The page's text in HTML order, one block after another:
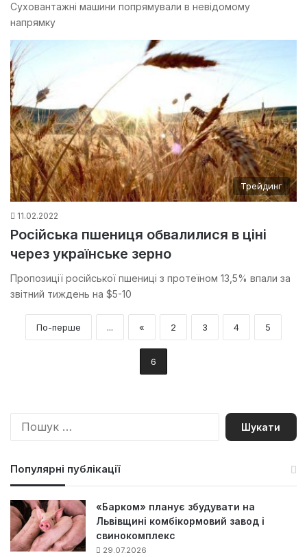
Суховантажні машини попрямували в невідомому
напрямку
Трейдинг
11.02.2022
Російська пшениця обвалилися в ціні
через українське зерно
Пропозиції російської пшениці з протеїном 13,5% впали за
звітний тиждень на $5-10
По-перше ... « 2 3 4 5
6
П
Популярні публікації
«Барком» планує збудувати на
Львівщині комбікормовий завод і
свинокомплекс
29.07.2026